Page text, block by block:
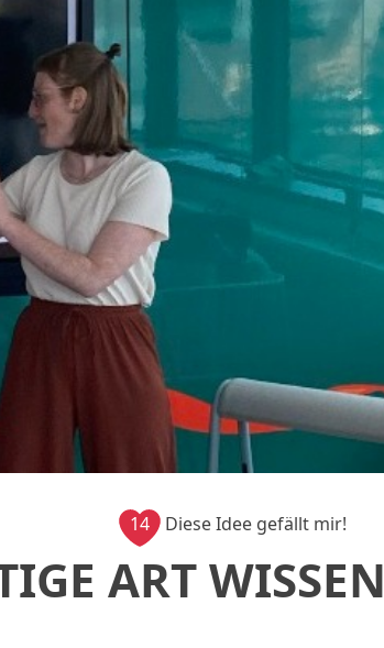
14 Diese Idee gefällt mir!
ART WISSEN